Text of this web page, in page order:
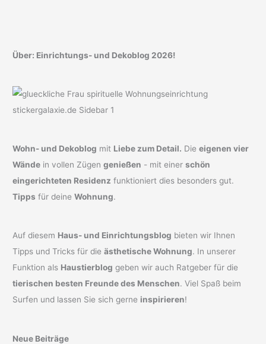
Über: Einrichtungs- und Dekoblog 2026!
Wohn- und Dekoblog mit Liebe zum Detail. Dieeigenen vier
Wände in vollen Zügengenießen - mit einerschön
eingerichteten Residenz funktioniert dies besonders gut.
Tipps für deineWohnung.
Auf diesem Haus- und Einrichtungsblog bieten wir Ihnen
Tipps und Tricks für dieästhetische Wohnung. In unserer
Funktion als Haustierblog geben wir auch Ratgeber für die
tierischen besten Freunde des Menschen. Viel Spaß beim
Surfen und lassen Sie sich gerne inspirieren!
Neue Beiträge